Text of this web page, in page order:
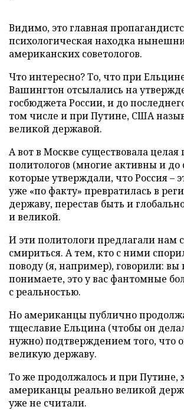
Видимо, это главная
психологическая находка
американских советологов.
Что интересно? То, что при
Вашингтон отсылались на
госбюджета России, и до
том числе и при Путине, США
великой державой.
А вот в Москве существовала целая
политологов (многие активны и до
которые утверждали, что Россия –
уже «по факту» превратилась в
державу, перестав быть и
и великой.
И эти политологи предлагали нам
смириться. А тем, кто с ними
поводу (я, например), говорили: вы
понимаете, это у вас фантомные
с реальностью.
Но американцы публично
тщеславие Ельцина (чтобы он
нужно) подтверждением того, что
великую державу.
То же продолжалось и при Путине,
американцы реально великой
уже не считали.